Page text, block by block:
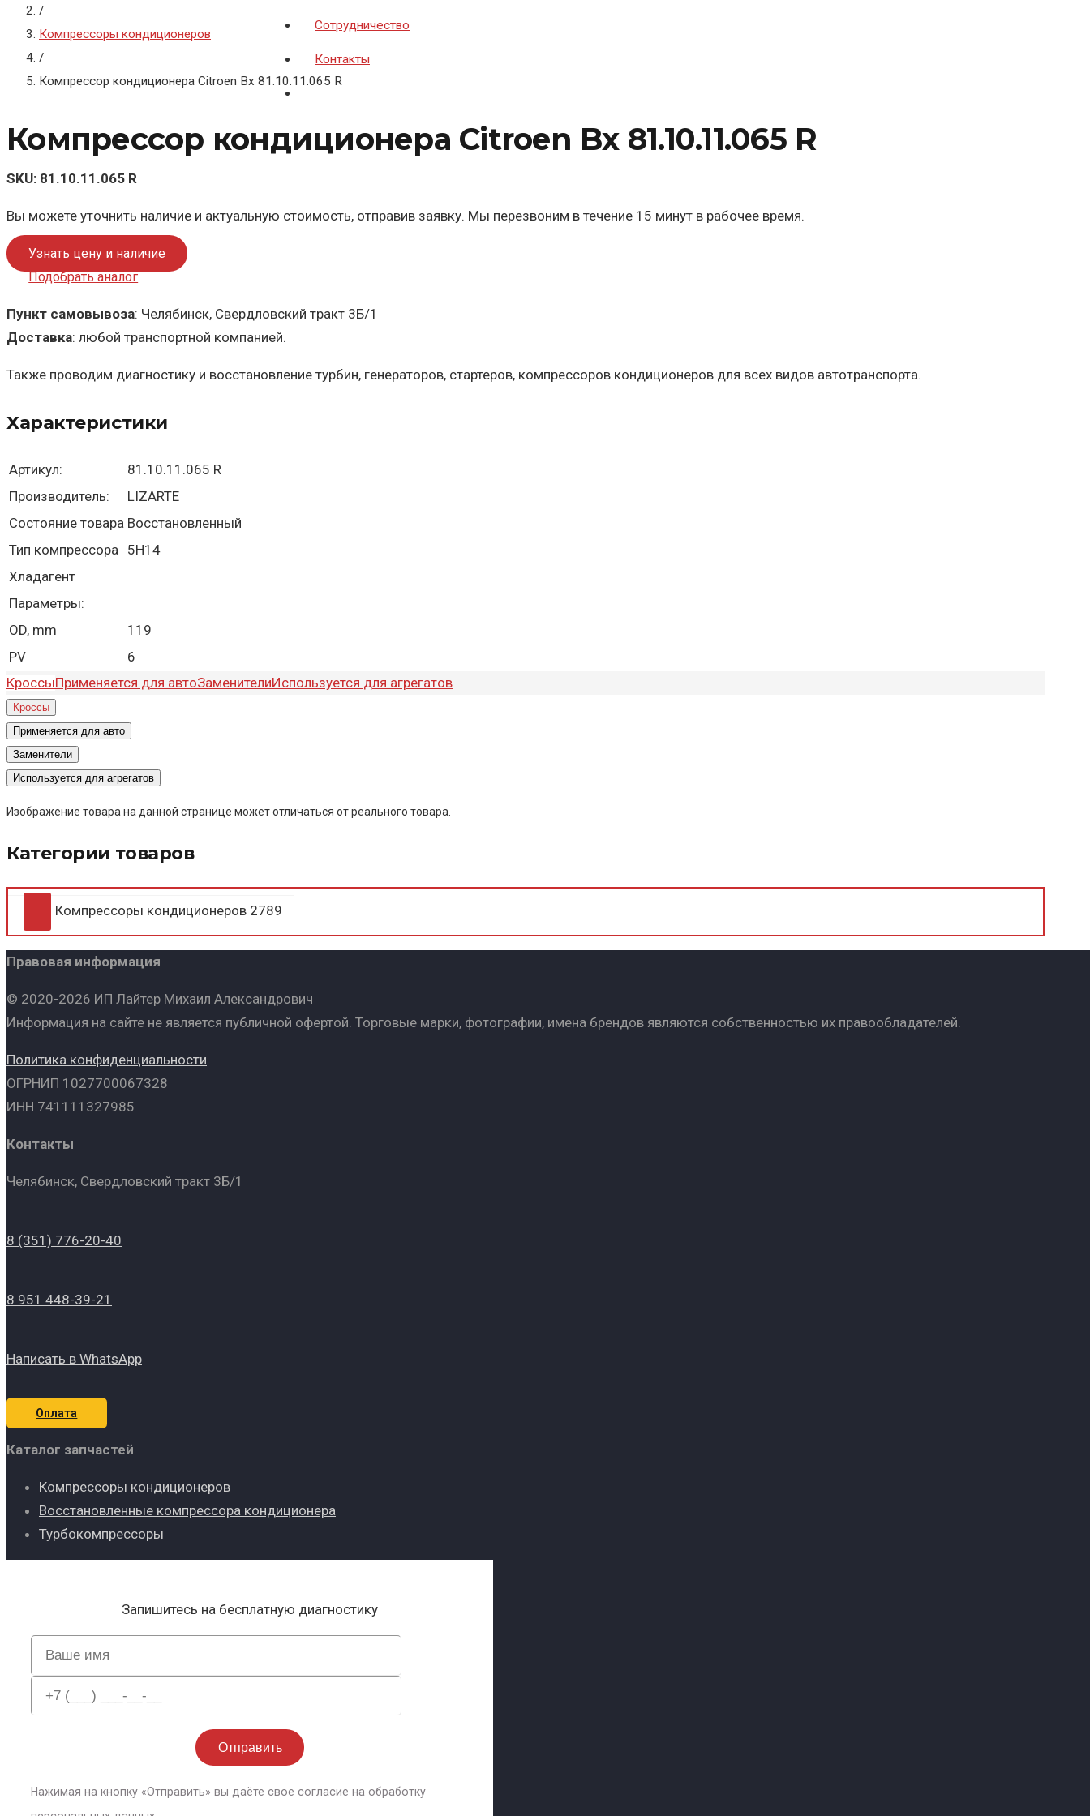
Сотрудничество
Контакты
/
Компрессоры кондиционеров
/
Компрессор кондиционера Citroen Bx 81.10.11.065 R
Компрессор кондиционера Citroen Bx 81.10.11.065 R
SKU: 81.10.11.065 R
Вы можете уточнить наличие и актуальную стоимость, отправив заявку. Мы перезвоним в течение 15 минут в рабочее время.
Узнать цену и наличие
Подобрать аналог
Пункт самовывоза: Челябинск, Свердловский тракт 3Б/1
Доставка: любой транспортной компанией.
Также проводим диагностику и восстановление турбин, генераторов, стартеров, компрессоров кондиционеров для всех видов автотранспорта.
Характеристики
Артикул:
81.10.11.065 R
Производитель:
LIZARTE
Состояние товара Восстановленный
Тип компрессора 5H14
Хладагент
Параметры:
OD, mm
119
PV
6
КроссыПрименяется для автоЗаменителиИспользуется для агрегатов
Кроссы
Применяется для авто
Заменители
Используется для агрегатов
Изображение товара на данной странице может отличаться от реального товара.
Категории товаров
Компрессоры кондиционеров 2789
Правовая информация
© 2020-2026 ИП Лайтер Михаил Александрович
Информация на сайте не является публичной офертой. Торговые марки, фотографии, имена брендов являются собственностью их правообладателей.
Политика конфиденциальности
ОГРНИП 1027700067328
ИНН 741111327985
Контакты
Челябинск, Свердловский тракт 3Б/1
8 (351) 776-20-40
8 951 448-39-21
Написать в WhatsApp
Оплата
Каталог запчастей
Компрессоры кондиционеров
Восстановленные компрессора кондиционера
Турбокомпрессоры
Запишитесь на бесплатную диагностику
Нажимая на кнопку «Отправить» вы даёте свое согласие на обработку